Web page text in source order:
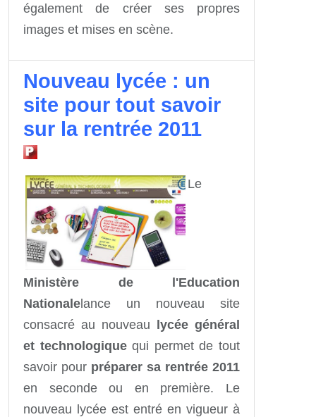
également de créer ses propres
images et mises en scène.
Nouveau lycée : un
site pour tout savoir
sur la rentrée 2011
Le
Ministère de l'Education
Nationalelance un nouveau site
consacré au nouveau lycée général
et technologiquequi permet de tout
savoir pour préparer sa rentrée 2011
en seconde ou en première. Le
nouveau lycée est entré en vigueur à